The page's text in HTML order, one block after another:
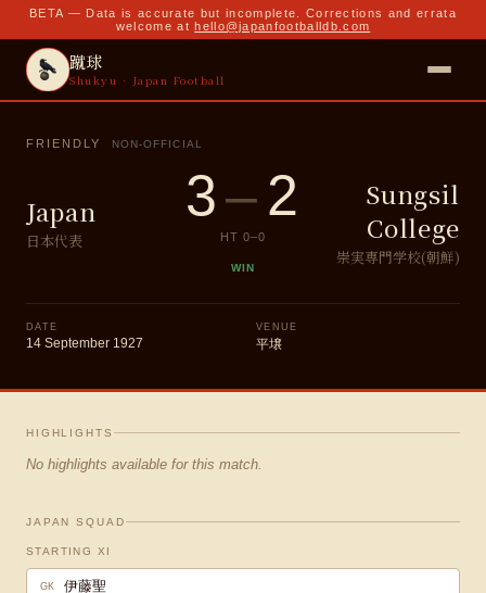
BETA — Data is accurate but incomplete. Corrections and errata
welcome at hello@japanfootballdb.com
蹴球
Shukyu · Japan Football
FRIENDLY NON-OFFICIAL
Japan
日本代表
3–2
HT 0–0
WIN
Sungsil
College
崇実専門学校(朝鮮)
DATE
14 September 1927
VENUE
平壌
HIGHLIGHTS
No highlights available for this match.
JAPAN SQUAD
STARTING XI
GK 伊藤聖